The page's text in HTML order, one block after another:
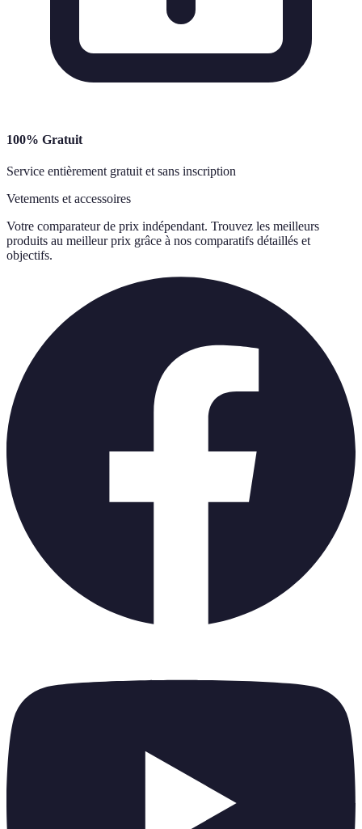
100% Gratuit
Service entièrement gratuit et sans inscription
Vetements et accessoires
Votre comparateur de prix indépendant. Trouvez les meilleurs
produits au meilleur prix grâce à nos comparatifs détaillés et
objectifs.